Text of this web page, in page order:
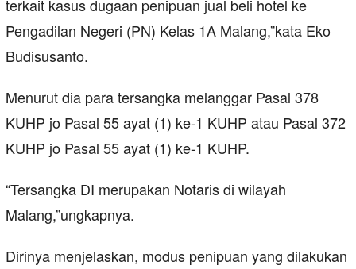
terkait kasus dugaan penipuan jual beli hotel ke
Pengadilan Negeri (PN) Kelas 1A Malang,”kata Eko
Budisusanto.
Menurut dia para tersangka melanggar Pasal 378
KUHP jo Pasal 55 ayat (1) ke-1 KUHP atau Pasal 372
KUHP jo Pasal 55 ayat (1) ke-1 KUHP.
“Tersangka DI merupakan Notaris di wilayah
Malang,”ungkapnya.
Dirinya menjelaskan, modus penipuan yang dilakukan